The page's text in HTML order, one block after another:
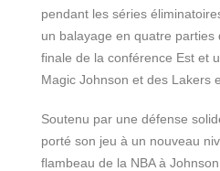
pendant les séries
un balayage en quatre parties
finale de la conférence Est et
Magic Johnson et des Lakers
Soutenu par une défense
porté son jeu à un nouveau
flambeau de la NBA à